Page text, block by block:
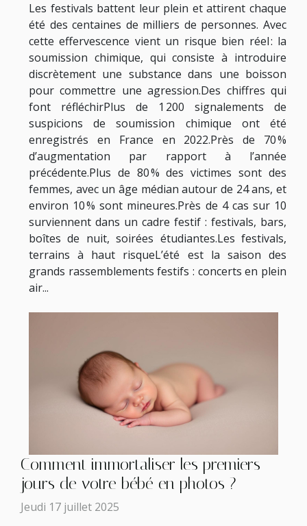
Les festivals battent leur plein et attirent chaque
été des centaines de milliers de personnes. Avec
cette effervescence vient un risque bien réel : la
soumission chimique, qui consiste à introduire
discrètement une substance dans une boisson
pour commettre une agression.Des chiffres qui
font réfléchirPlus de 1 200 signalements de
suspicions de soumission chimique ont été
enregistrés en France en 2022.Près de 70 %
d’augmentation par rapport à l’année
précédente.Plus de 80 % des victimes sont des
femmes, avec un âge médian autour de 24 ans, et
environ 10 % sont mineures.Près de 4 cas sur 10
surviennent dans un cadre festif : festivals, bars,
boîtes de nuit, soirées étudiantes.Les festivals,
terrains à haut risqueL’été est la saison des
grands rassemblements festifs : concerts en plein
air...
Comment immortaliser les premiers
jours de votre bébé en photos ?
Jeudi 17 juillet 2025